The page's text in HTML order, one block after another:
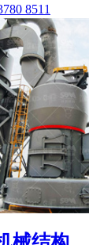
8511